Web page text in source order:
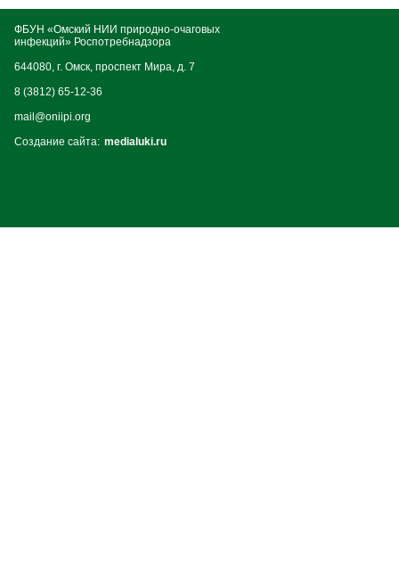
ФБУН «Омский НИИ природно-очаговых
инфекций» Роспотребнадзора
644080, г. Омск, проспект Мира, д. 7
8 (3812) 65-12-36
mail@oniipi.org
Создание сайта: medialuki.ru